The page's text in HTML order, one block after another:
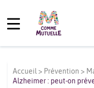
Accueil > Prévention >
Alzheimer : peut-on